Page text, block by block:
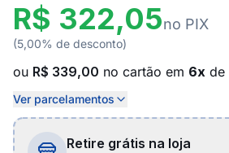
R$ 322,05no PIX
(5,00% de desconto)
ou R$ 339,00 no cartão em 6x de
Ver parcelamentos
Retire grátis na loja